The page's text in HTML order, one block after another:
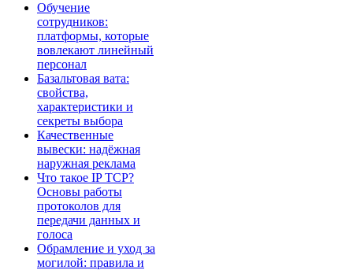
Обучение
сотрудников:
платформы, которые
вовлекают линейный
персонал
Базальтовая вата:
свойства,
характеристики и
секреты выбора
Качественные
вывески: надёжная
наружная реклама
Что такое IP TCP?
Основы работы
протоколов для
передачи данных и
голоса
Обрамление и уход за
могилой: правила и